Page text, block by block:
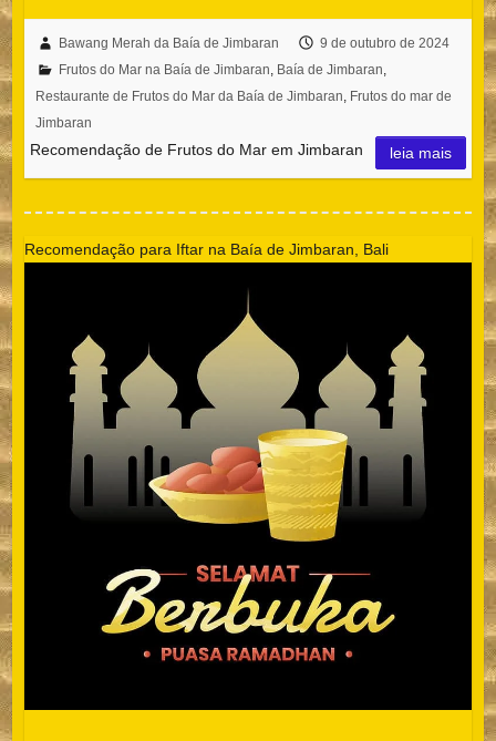
Bawang Merah da Baía de Jimbaran
9 de outubro de 2024
Frutos do Mar na Baía de Jimbaran, Baía de Jimbaran,
Restaurante de Frutos do Mar da Baía de Jimbaran, Frutos do mar de
Jimbaran
Recomendação de Frutos do Mar em Jimbaran leia mais
Recomendação para Iftar na Baía de Jimbaran, Bali